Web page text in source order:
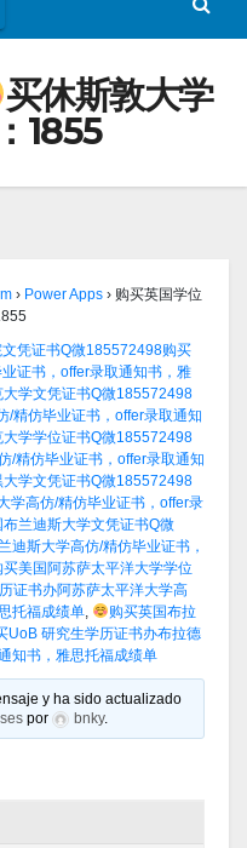
买休斯敦大学
1855
› Power Apps › 购买英国学位
凭证书Q微185572498购买
证书，offer录取通知书，雅
学文凭证书Q微185572498
/精仿毕业证书，offer录取通知
大学学位证书Q微185572498
/精仿毕业证书，offer录取通知
大学文凭证书Q微185572498
学高仿/精仿毕业证书，offer录
布兰迪斯大学文凭证书Q微
斯大学高仿/精仿毕业证书，
买美国阿苏萨太平洋大学学位
证书办阿苏萨太平洋大学高
托福成绩单,
购买英国布拉
UoB 研究生学历证书办布拉德
知书，雅思托福成绩单
y ha sido actualizado
por bnky.